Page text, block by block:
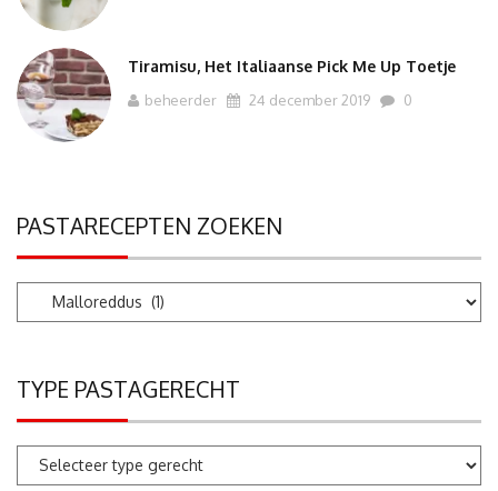
Tiramisu, Het Italiaanse Pick Me Up Toetje
beheerder 24 december 2019 0
PASTARECEPTEN ZOEKEN
Pastarecepten
TYPE PASTAGERECHT